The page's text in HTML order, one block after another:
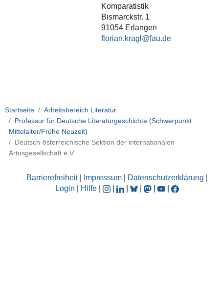
Komparatistik
Bismarckstr. 1
91054 Erlangen
florian.kragl
Startseite
Arbeitsbereich Literatur
Professur für Deutsche Literaturgeschichte (Schwerpunkt
Mittelalter/Frühe Neuzeit)
Deutsch-österreichische Sektion der internationalen
Artusgesellschaft e.V.
Barrierefreiheit| Impressum Datenschutzerklärung
Login
Hilfe